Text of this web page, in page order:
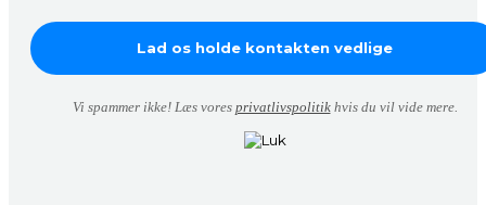
Vi spammer ikke! Læs vores privatlivspolitikhvis du vil vide mere.